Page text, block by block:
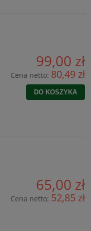
99,00 zł
Cena netto: 80,49 zł
DO KOSZYKA
65,00 zł
Cena netto: 52,85 zł